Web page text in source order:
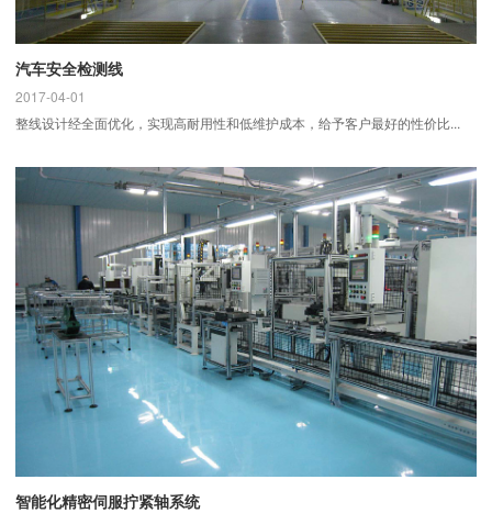
汽车安全检测线
2017-04-01
整线设计经全面优化，实现高耐用性和低维护成本，给予客户最好的性价比...
智能化精密伺服拧紧轴系统